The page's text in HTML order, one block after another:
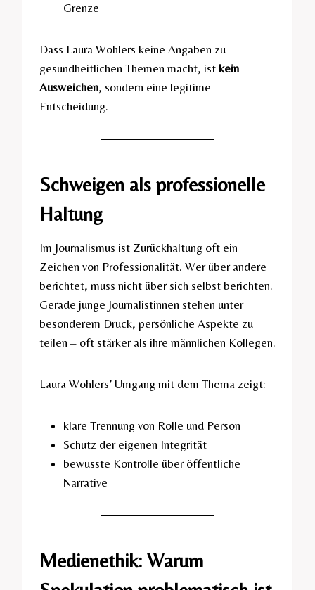
Grenze
Dass Laura Wohlers keine Angaben zu
gesundheitlichen Themen macht, ist kein
Ausweichen, sondern eine legitime
Entscheidung.
Schweigen als professionelle
Haltung
Im Journalismus ist Zurückhaltung oft ein
Zeichen von Professionalität. Wer über andere
berichtet, muss nicht über sich selbst berichten.
Gerade junge Journalistinnen stehen unter
besonderem Druck, persönliche Aspekte zu
teilen – oft stärker als ihre männlichen Kollegen.
Laura Wohlers’ Umgang mit dem Thema zeigt:
klare Trennung von Rolle und Person
Schutz der eigenen Integrität
bewusste Kontrolle über öffentliche
Narrative
Medienethik: Warum